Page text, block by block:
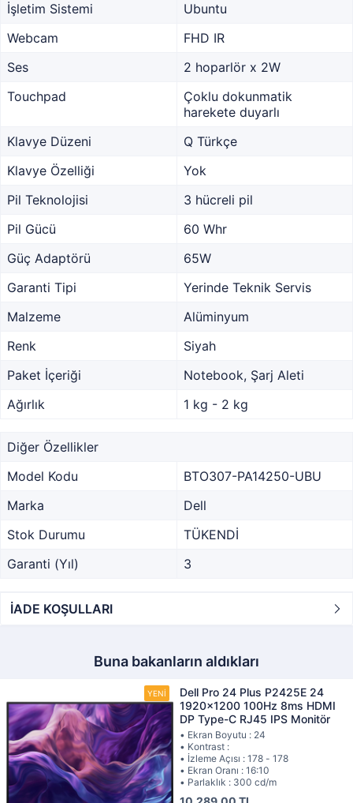
İşletim Sistemi
Ubuntu
Webcam
FHD IR
Ses
2 hoparlör x 2W
Touchpad
Çoklu dokunmatik
harekete duyarlı
Klavye Düzeni
Q Türkçe
Klavye Özelliği
Yok
Pil Teknolojisi
3 hücreli pil
Pil Gücü
60 Whr
Güç Adaptörü
65W
Garanti Tipi
Yerinde Teknik Servis
Malzeme
Alüminyum
Renk
Siyah
Paket İçeriği
Notebook, Şarj Aleti
Ağırlık
1 kg - 2 kg
Diğer Özellikler
Model Kodu
BTO307-PA14250-UBU
Marka
Dell
Stok Durumu
TÜKENDİ
Garanti (Yıl)
3
İADE KOŞULLARI
Buna bakanların aldıkları
Dell Pro 24 Plus P2425E 24
1920x1200 100Hz 8ms HDMI
DP Type-C RJ45 IPS Monitör
• Ekran Boyutu : 24
• Kontrast :
• İzleme Açısı : 178 - 178
• Ekran Oranı : 16:10
• Parlaklık : 300 cd/m